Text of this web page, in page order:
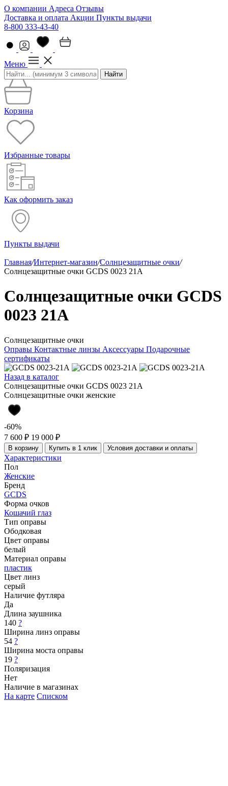
О компании Адреса Отзывы
Доставка и оплата Акции Пункты выдачи
8-800 333-43-40
Меню
Найти
Корзина
Избранные товары
Как оформить заказ
Пункты выдачи
Главная/Интернет-магазин/Солнцезащитные очки/
Солнцезащитные очки GCDS 0023 21A
Солнцезащитные очки GCDS
0023 21A
Солнцезащитные очки
Оправы Контактные линзы Аксессуары Подарочные
сертификаты
Назад в каталог
Солнцезащитные очки GCDS 0023 21A
Солнцезащитные очки женские
-60%
7 600 ₽ 19 000 ₽
В корзину Купить в 1 клик Условия доставки и оплаты
Характеристики
Пол
Женские
Бренд
GCDS
Форма очков
Кошачий глаз
Тип оправы
Ободковая
Цвет оправы
белый
Материал оправы
пластик
Цвет линз
серый
Наличие футляра
Да
Длина заушника
140 ?
Ширина линз оправы
54 ?
Ширина моста оправы
19 ?
Поляризация
Нет
Наличие в магазинах
На карте Списком